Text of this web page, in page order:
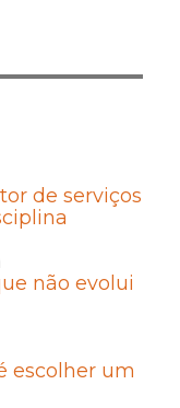
de serviços
não evolui
escolher um